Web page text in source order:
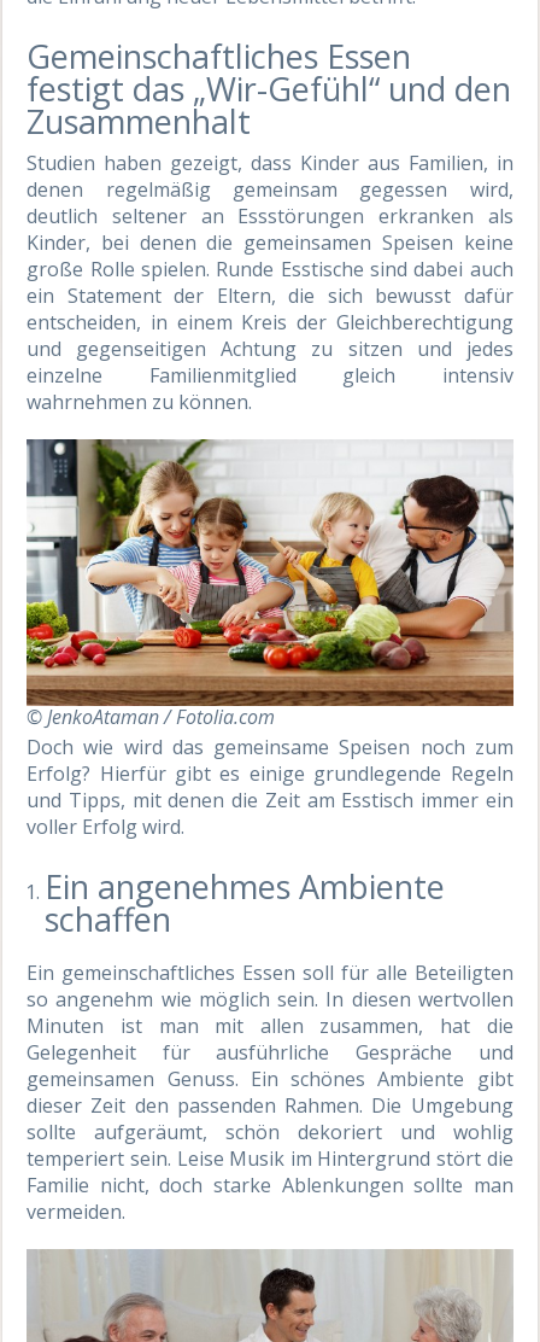
Gemeinschaftliches Essen
festigt das „Wir-Gefühl“ und den
Zusammenhalt
Studien haben gezeigt, dass Kinder aus Familien, in
denen regelmäßig gemeinsam gegessen wird,
deutlich seltener an Essstörungen erkranken als
Kinder, bei denen die gemeinsamen Speisen keine
große Rolle spielen. Runde Esstische sind dabei auch
ein Statement der Eltern, die sich bewusst dafür
entscheiden, in einem Kreis der Gleichberechtigung
und gegenseitigen Achtung zu sitzen und jedes
einzelne Familienmitglied gleich intensiv
wahrnehmen zu können.
© JenkoAtaman / Fotolia.com
Doch wie wird das gemeinsame Speisen noch zum
Erfolg? Hierfür gibt es einige grundlegende Regeln
und Tipps, mit denen die Zeit am Esstisch immer ein
voller Erfolg wird.
Ein angenehmes Ambiente
schaffen
Ein gemeinschaftliches Essen soll für alle Beteiligten
so angenehm wie möglich sein. In diesen wertvollen
Minuten ist man mit allen zusammen, hat die
Gelegenheit für ausführliche Gespräche und
gemeinsamen Genuss. Ein schönes Ambiente gibt
dieser Zeit den passenden Rahmen. Die Umgebung
sollte aufgeräumt, schön dekoriert und wohlig
temperiert sein. Leise Musik im Hintergrund stört die
Familie nicht, doch starke Ablenkungen sollte man
vermeiden.